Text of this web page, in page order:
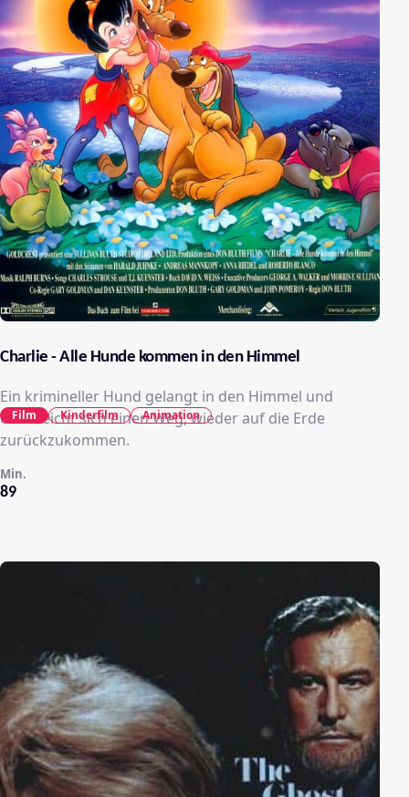
Charlie - Alle Hunde kommen in den Himmel
Ein krimineller Hund gelangt in den Himmel und
erschleicht sich einen Weg, wieder auf die Erde
zurückzukommen.
89
Min.
Film Kinderfilm Animation